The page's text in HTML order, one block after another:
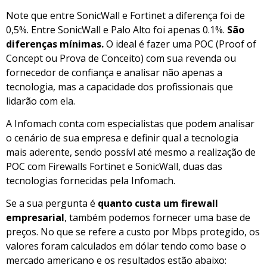
Note que entre SonicWall e Fortinet a diferença foi de
0,5%. Entre SonicWall e Palo Alto foi apenas 0.1%. São
diferenças mínimas.O ideal é fazer uma POC (Proof of
Concept ou Prova de Conceito) com sua revenda ou
fornecedor de confiança e analisar não apenas a
tecnologia, mas a capacidade dos profissionais que
lidarão com ela.
A Infomach conta com especialistas que podem analisar
o cenário de sua empresa e definir qual a tecnologia
mais aderente, sendo possívl até mesmo a realização de
POC com Firewalls Fortinet e SonicWall, duas das
tecnologias fornecidas pela Infomach.
Se a sua pergunta é quanto custa um firewall
empresarial, também podemos fornecer uma base de
preços. No que se refere a custo por Mbps protegido, os
valores foram calculados em dólar tendo como base o
mercado americano e os resultados estão abaixo: